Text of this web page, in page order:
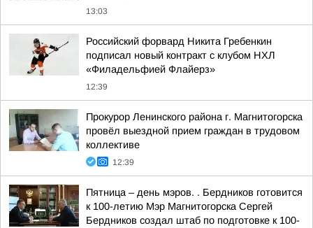
13:03
Российский форвард Никита Гребенкин
подписал новый контракт с клубом НХЛ
«Филадельфией Флайерз»
12:39
Прокурор Ленинского района г. Магнитогорска
провёл выездной прием граждан в трудовом
коллективе
12:39
Пятница – день мэров. . Бердников готовится
к 100-летию Мэр Магнитогорска Сергей
Бердников создал штаб по подготовке к 100-